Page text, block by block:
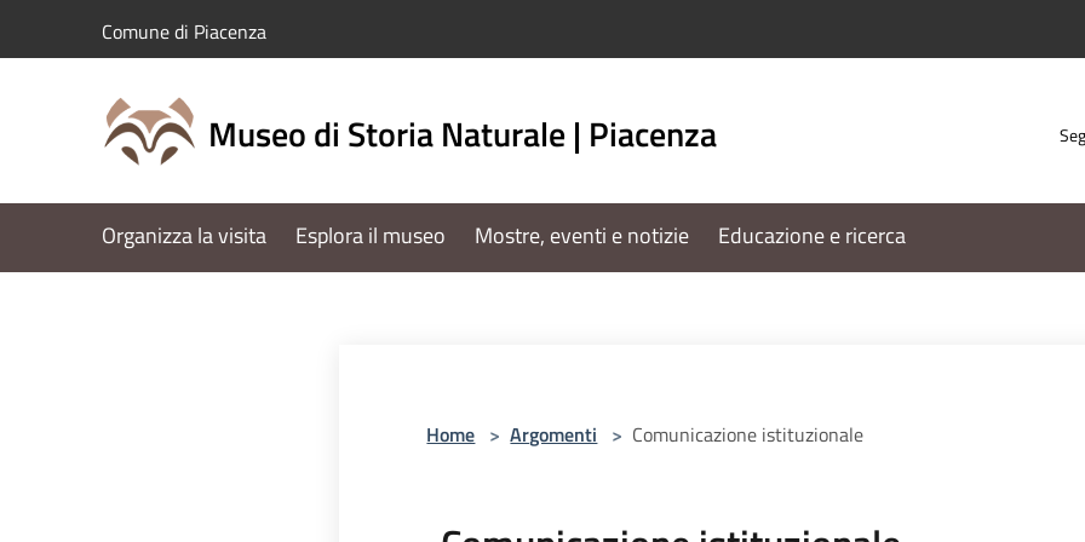
Comune di Piacenza
Museo di Storia Naturale | Piacenza
Organizza la visita Esplora il museo Mostre, eventi e notizie Educazione e ricerca
Home > Argomenti > Comunicazione istituzionale